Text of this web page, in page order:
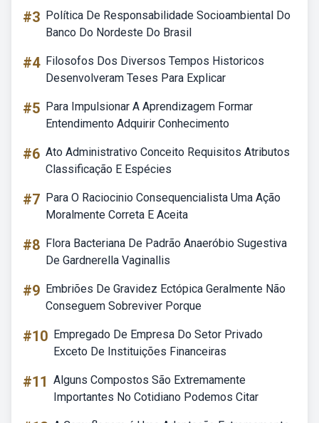
#3 Política De Responsabilidade Socioambiental Do
Banco Do Nordeste Do Brasil
#4 Filosofos Dos Diversos Tempos Historicos
Desenvolveram Teses Para Explicar
#5 Para Impulsionar A Aprendizagem Formar
Entendimento Adquirir Conhecimento
#6 Ato Administrativo Conceito Requisitos Atributos
Classificação E Espécies
#7 Para O Raciocinio Consequencialista Uma Ação
Moralmente Correta E Aceita
#8 Flora Bacteriana De Padrão Anaeróbio Sugestiva
De Gardnerella Vaginallis
#9 Embriões De Gravidez Ectópica Geralmente Não
Conseguem Sobreviver Porque
#10 Empregado De Empresa Do Setor Privado
Exceto De Instituições Financeiras
#11 Alguns Compostos São Extremamente
Importantes No Cotidiano Podemos Citar